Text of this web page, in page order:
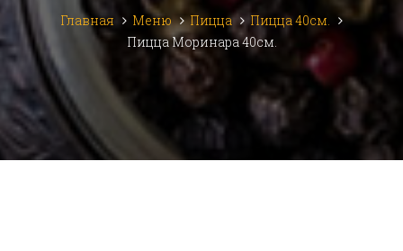
Главная Меню Пицца
Пицца 40см.
Пицца Моринара 40см.